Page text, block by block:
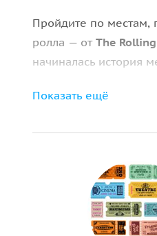
Пройдите по местам,
ролла — от The
начиналась история
Полюбуйтесь
многие другие, и
Насладитесь
профессионального
Эрик
атмосферой
Показать ещё